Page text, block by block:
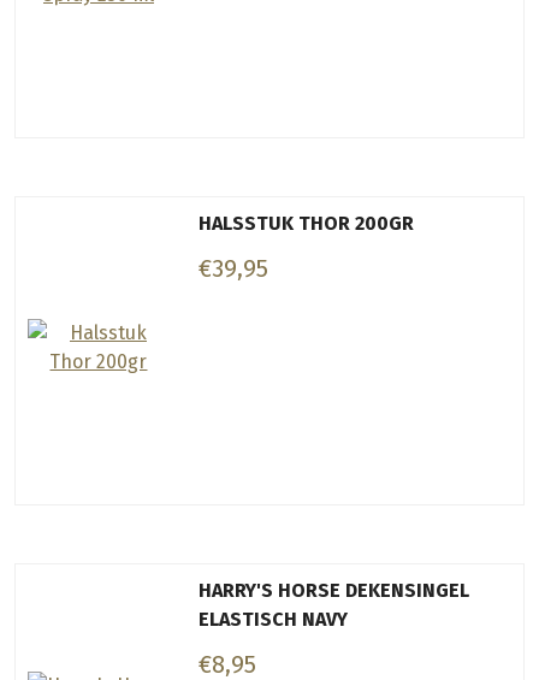
HALSSTUK THOR 200GR
€39,95
HARRY'S HORSE DEKENSINGEL
ELASTISCH NAVY
€8,95